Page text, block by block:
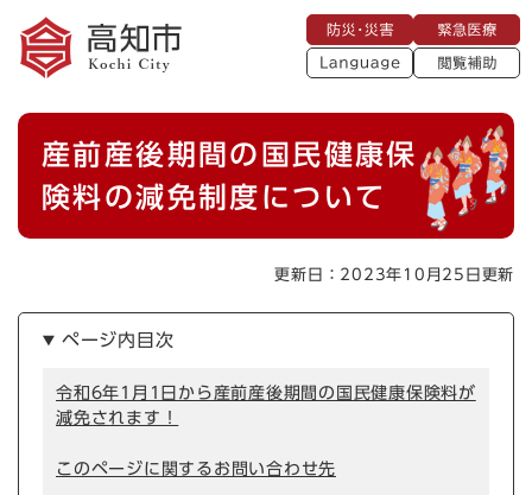
メニューを飛ばして本文へ
災
・
災
急
医
療
L
a
a
g
e
閲
助
本
産前産後期間の国民健康保
険料の減免制度について
更新日：2023年10月25日更新
ページ内目次
令和6年1月1日から産前産後期間の国民健康保険料が
減免されます！
このページに関するお問い合わせ先